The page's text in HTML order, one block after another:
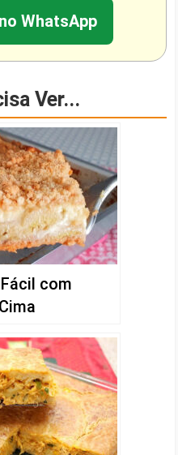
WhatsApp
Ver...
com